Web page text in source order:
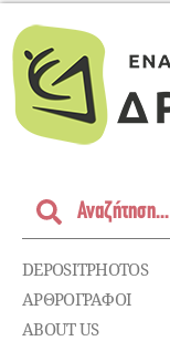
DEPOSITPHOTOS
ΑΡΘΡΟΓΡΑΦΟΙ
ABOUT US